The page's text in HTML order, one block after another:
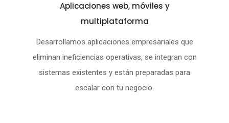
Aplicaciones web, móviles y
multiplataforma
Desarrollamos aplicaciones empresariales que
eliminan ineficiencias operativas, se integran con
sistemas existentes y están preparadas para
escalar con tu negocio.